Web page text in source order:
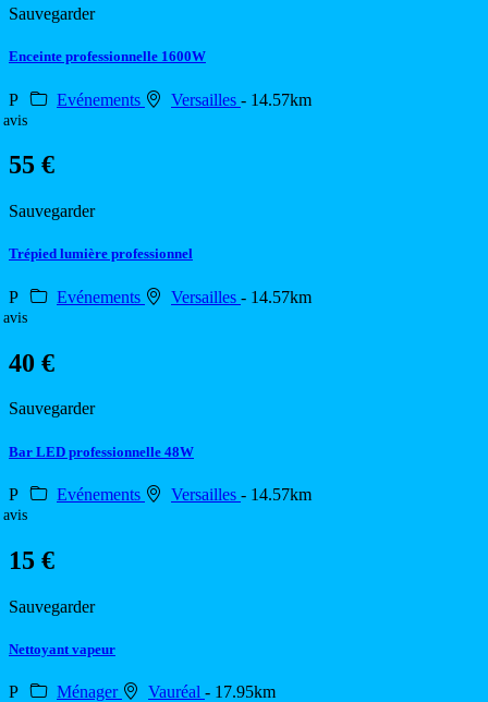
Sauvegarder
Enceinte professionnelle 1600W
P Evénements Versailles - 14.57km
avis
55 €
Sauvegarder
Trépied lumière professionnel
P Evénements Versailles - 14.57km
avis
40 €
Sauvegarder
Bar LED professionnelle 48W
P Evénements Versailles - 14.57km
avis
15 €
Sauvegarder
Nettoyant vapeur
P Ménager Vauréal - 17.95km